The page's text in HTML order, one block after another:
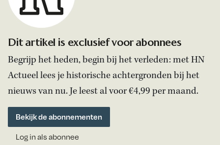
Dit artikel is exclusief voor abonnees
Begrijp het heden, begin bij het verleden: met HN
Actueel lees je historische achtergronden bij het
nieuws van nu. Je leest al voor €4,99 per maand.
Bekijk de abonnementen
Log in als abonnee